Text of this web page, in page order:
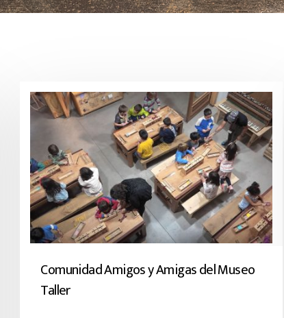
Comunidad Amigos y Amigas del Museo
Taller